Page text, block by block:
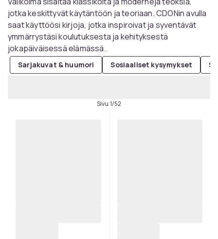
jotka keskittyvät käytäntöön ja teoriaan. CDONin avulla
saat käyttöösi kirjoja, jotka inspiroivat ja syventävät
ymmärrystäsi koulutuksesta ja kehityksestä
jokapäiväisessä elämässä.
Sarjakuvat & huumori Sosiaaliset kysymykset
Sivu 1/52